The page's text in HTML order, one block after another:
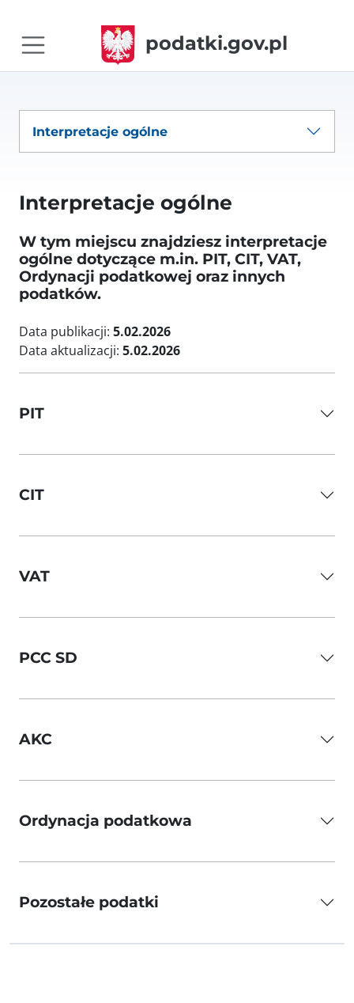
podatki.gov.pl
Interpretacje ogólne
Interpretacje ogólne
W tym miejscu znajdziesz interpretacje
ogólne dotyczące m.in. PIT, CIT, VAT,
Ordynacji podatkowej oraz innych
podatków.
Data publikacji: 5.02.2026
Data aktualizacji: 5.02.2026
PIT
CIT
VAT
PCC SD
AKC
Ordynacja podatkowa
Pozostałe podatki